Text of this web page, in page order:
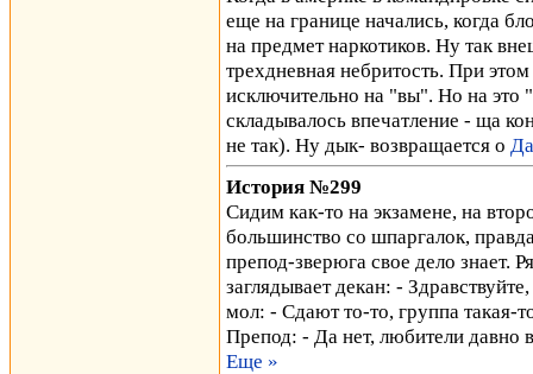
еще на границе начались, когда
на предмет наркотиков. Ну так
трехдневная небритость. При
исключительно на "вы". Но на
складывалось впечатление - ща
не так). Ну дык- возвращается о
История №299
Сидим как-то на экзамене, на
большинство со шпаргалок,
препод-зверюга свое дело знает.
заглядывает декан: -
мол: - Сдают то-то, группа такая-
Препод: - Да нет, любители давно
Еще »